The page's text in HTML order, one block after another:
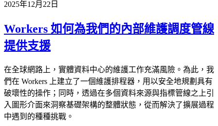
2025年12月22日
Workers 如何為我們的內部維護調度管線
提供支援
在全球網路上，實體資料中心的維護工作充滿風險。為此，我
們在 Workers 上建立了一個維護排程器，用以安全地規劃具有
破壞性的操作；同時，透過在多個資料來源與指標管線之上引
入圖形介面來洞察基礎架構的整體狀態，從而解決了擴展過程
中遇到的種種挑戰。